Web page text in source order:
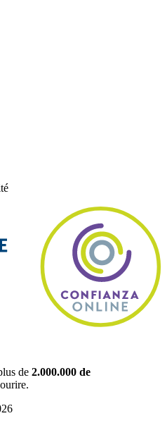
de 2.000.000 de